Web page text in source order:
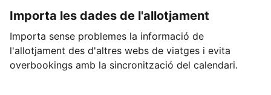
Importa les dades de l'allotjament
Importa sense problemes la informació de
l'allotjament des d'altres webs de viatges i evita
overbookings amb la sincronització del calendari.